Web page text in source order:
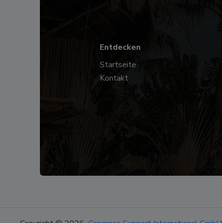
Entdecken
Startseite
Kontakt